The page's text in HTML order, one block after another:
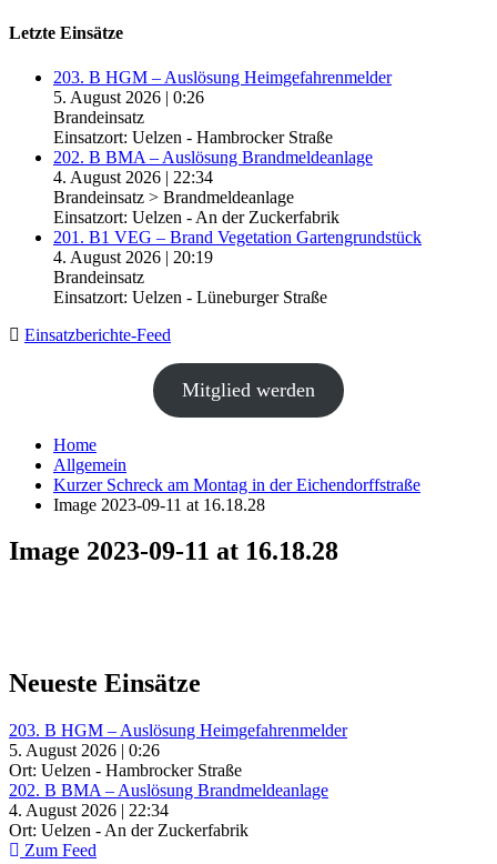
Letzte Einsätze
203. B HGM – Auslösung Heimgefahrenmelder
5. August 2026 | 0:26
Brandeinsatz
Einsatzort: Uelzen - Hambrocker Straße
202. B BMA – Auslösung Brandmeldeanlage
4. August 2026 | 22:34
Brandeinsatz > Brandmeldeanlage
Einsatzort: Uelzen - An der Zuckerfabrik
201. B1 VEG – Brand Vegetation Gartengrundstück
4. August 2026 | 20:19
Brandeinsatz
Einsatzort: Uelzen - Lüneburger Straße
Einsatzberichte-Feed
Mitglied werden
Home
Allgemein
Kurzer Schreck am Montag in der Eichendorffstraße
Image 2023-09-11 at 16.18.28
Image 2023-09-11 at 16.18.28
Neueste Einsätze
203. B HGM – Auslösung Heimgefahrenmelder
5. August 2026 | 0:26
Ort: Uelzen - Hambrocker Straße
202. B BMA – Auslösung Brandmeldeanlage
4. August 2026 | 22:34
Ort: Uelzen - An der Zuckerfabrik
Zum Feed